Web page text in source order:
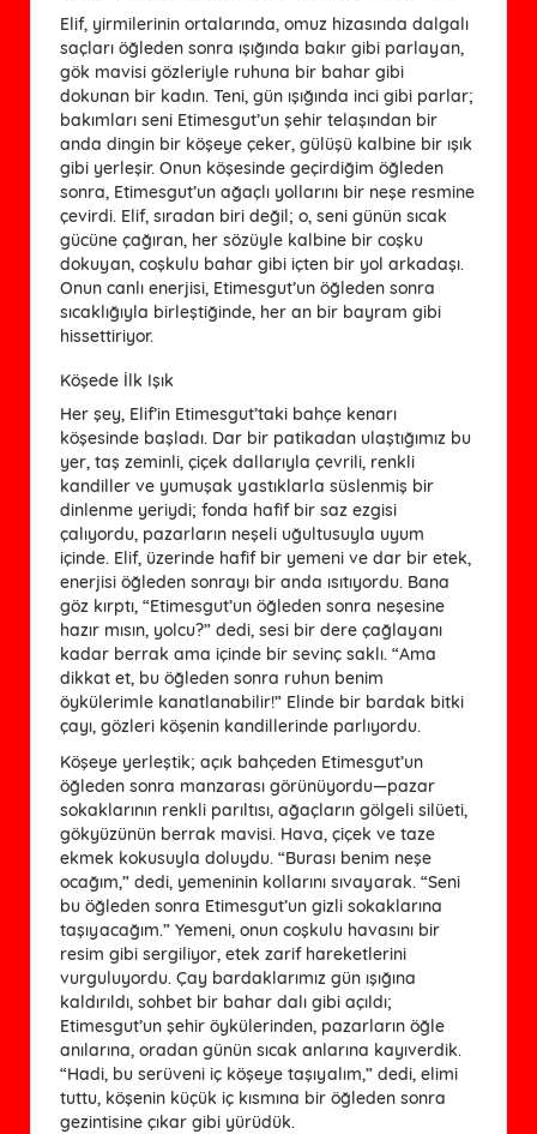
Elif, yirmilerinin ortalarında, omuz hizasında dalgalı
saçları öğleden sonra ışığında bakır gibi parlayan,
gök mavisi gözleriyle ruhuna bir bahar gibi
dokunan bir kadın. Teni, gün ışığında inci gibi parlar;
bakımları seni Etimesgut’un şehir telaşından bir
anda dingin bir köşeye çeker, gülüşü kalbine bir ışık
gibi yerleşir. Onun köşesinde geçirdiğim öğleden
sonra, Etimesgut’un ağaçlı yollarını bir neşe resmine
çevirdi. Elif, sıradan biri değil; o, seni günün sıcak
gücüne çağıran, her sözüyle kalbine bir coşku
dokuyan, coşkulu bahar gibi içten bir yol arkadaşı.
Onun canlı enerjisi, Etimesgut’un öğleden sonra
sıcaklığıyla birleştiğinde, her an bir bayram gibi
hissettiriyor.
Köşede İlk Işık
Her şey, Elif’in Etimesgut’taki bahçe kenarı
köşesinde başladı. Dar bir patikadan ulaştığımız bu
yer, taş zeminli, çiçek dallarıyla çevrili, renkli
kandiller ve yumuşak yastıklarla süslenmiş bir
dinlenme yeriydi; fonda hafif bir saz ezgisi
çalıyordu, pazarların neşeli uğultusuyla uyum
içinde. Elif, üzerinde hafif bir yemeni ve dar bir etek,
enerjisi öğleden sonrayı bir anda ısıtıyordu. Bana
göz kırptı, “Etimesgut’un öğleden sonra neşesine
hazır mısın, yolcu?” dedi, sesi bir dere çağlayanı
kadar berrak ama içinde bir sevinç saklı. “Ama
dikkat et, bu öğleden sonra ruhun benim
öykülerimle kanatlanabilir!” Elinde bir bardak bitki
çayı, gözleri köşenin kandillerinde parlıyordu.
Köşeye yerleştik; açık bahçeden Etimesgut’un
öğleden sonra manzarası görünüyordu—pazar
sokaklarının renkli parıltısı, ağaçların gölgeli silüeti,
gökyüzünün berrak mavisi. Hava, çiçek ve taze
ekmek kokusuyla doluydu. “Burası benim neşe
ocağım,” dedi, yemeninin kollarını sıvayarak. “Seni
bu öğleden sonra Etimesgut’un gizli sokaklarına
taşıyacağım.” Yemeni, onun coşkulu havasını bir
resim gibi sergiliyor, etek zarif hareketlerini
vurguluyordu. Çay bardaklarımız gün ışığına
kaldırıldı, sohbet bir bahar dalı gibi açıldı;
Etimesgut’un şehir öykülerinden, pazarların öğle
anılarına, oradan günün sıcak anlarına kayıverdik.
“Hadi, bu serüveni iç köşeye taşıyalım,” dedi, elimi
tuttu, köşenin küçük iç kısmına bir öğleden sonra
gezintisine çıkar gibi yürüdük.